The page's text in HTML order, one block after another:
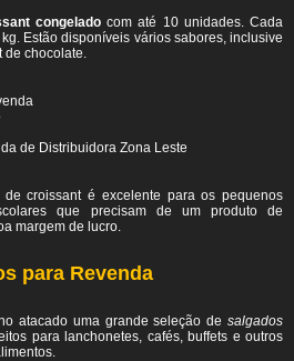
congelado com até 10 unidades. Cada
Estão disponíveis vários sabores, inclusive
de chocolate.
de Distribuidora Zona Leste
croissant é excelente para os pequenos
que precisam de um produto de
margem de lucro.
para Revenda
atacado uma grande seleção de salgados
para lanchonetes, cafés, buffets e outros